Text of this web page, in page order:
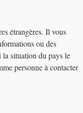
étrangères. Il vous
ou des
la situation du pays le
personne à contacter